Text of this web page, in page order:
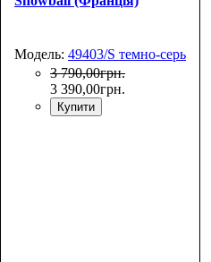
Модель: 49403/S темно-серый
3 790,00грн.
3 390,00грн.
Купити